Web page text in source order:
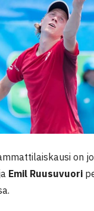
on
Emil Ruusuvuori